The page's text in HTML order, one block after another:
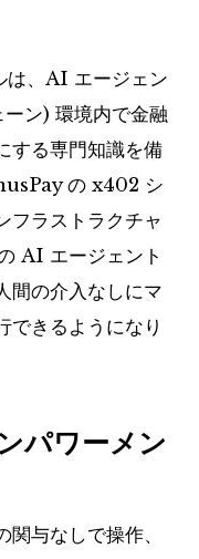
、AI エージェン
ーン) 環境内で金融
する専門知識を備
の x402 シ
フラストラクチャ
AI エージェント
間の介入なしにマ
できるようになり
パワーメン
与なしで操作、